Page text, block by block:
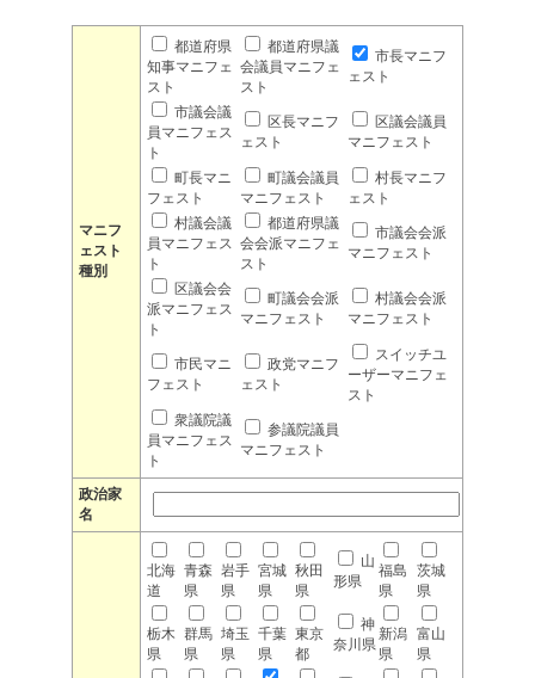
マニフ
ェスト
種別
都道府県
知事マニフェ
スト
都道府県議
会議員マニフェ
スト
市長マニフ
ェスト
市議会議
員マニフェス
ト
区長マニフ
ェスト
区議会議員
マニフェスト
町長マニ
フェスト
町議会議員
マニフェスト
村長マニフ
ェスト
村議会議
員マニフェス
ト
都道府県議
会会派マニフェ
スト
市議会会派
マニフェスト
区議会会
派マニフェス
ト
町議会会派
マニフェスト
村議会会派
マニフェスト
市民マニ
フェスト
政党マニフ
ェスト
スイッチユ
ーザーマニフェ
スト
衆議院議
員マニフェス
ト
参議院議員
マニフェスト
政治家
名
北海
道
青森
県
岩手
県
宮城
県
秋田
県
山
形県
福島
県
茨城
県
栃木
県
群馬
県
埼玉
県
千葉
県
東京
都
神
奈川県
新潟
県
富山
県